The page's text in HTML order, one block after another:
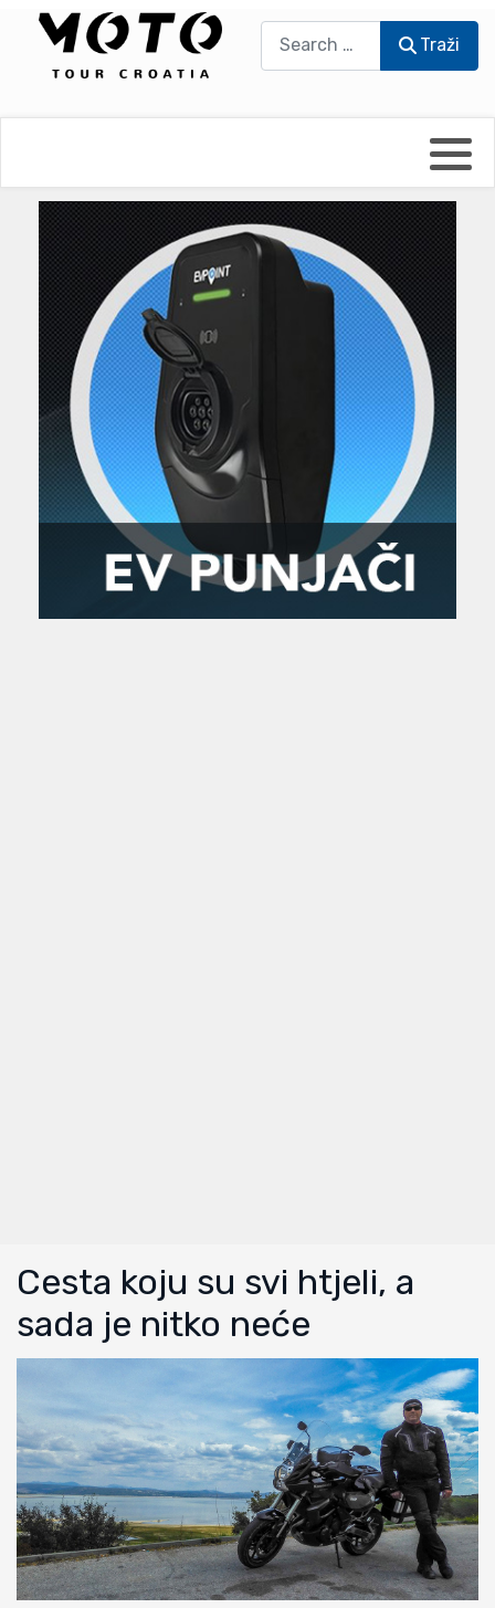
Traži
Cesta koju su svi htjeli, a
sada je nitko neće
UmPaDrum
Moto servisi
Impressum
Damir Žerić - ELPASSO
Dario Dinter - Moto TOZ
Igor Kreč - UmPaDrum
Igor Kukec Brmbi
Slaven Gajdek
MTC - Moto Tour Croatia
Moto putopisi
Vikend vožnje
Zanimljivost
Najave i noviteti